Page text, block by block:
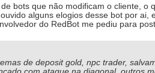
bots que não modificam o cliente, o
alguns elogios desse bot por ai,
do RedBot me pediu para
de deposit gold, npc trader,